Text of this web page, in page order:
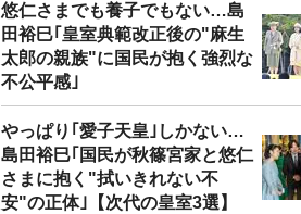
悠仁さまでも養子でもない…島
田裕巳｢皇室典範改正後の"麻生
太郎の親族"に国民が抱く強烈な
不公平感｣
やっぱり｢愛子天皇｣しかない…
島田裕巳｢国民が秋篠宮家と悠仁
さまに抱く"拭いきれない不
安"の正体｣【次代の皇室3選】